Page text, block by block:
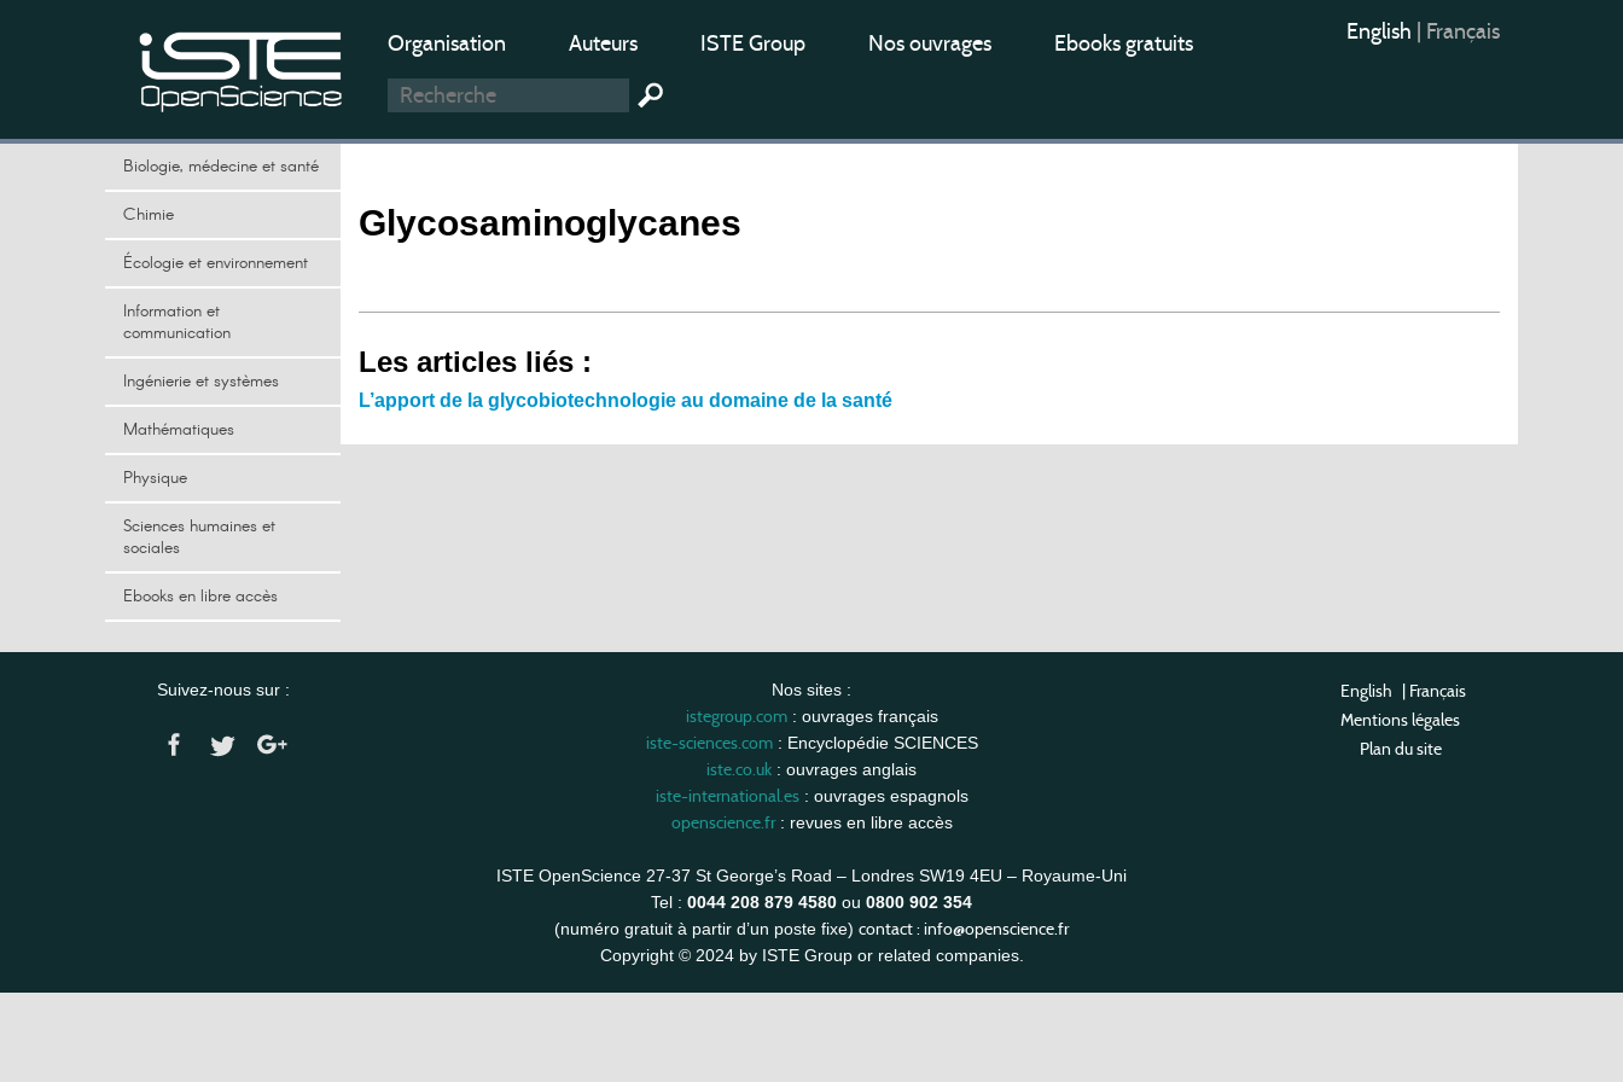
Organisation Auteurs ISTE Group Nos ouvrages Ebooks gratuits English Français
Biologie, médecine et santé
Chimie
Écologie et environnement
Information et
communication
Ingénierie et systèmes
Mathématiques
Physique
Sciences humaines et
sociales
Ebooks en libre accès
Glycosaminoglycanes
Les articles liés :
L’apport de la glycobiotechnologie au domaine de la santé
Suivez-nous sur : Nos sites :
istegroup.com: ouvrages français
iste-sciences.com: Encyclopédie SCIENCES
iste.co.uk : ouvrages anglais
iste-international.es: ouvrages espagnols
openscience.fr: revues en libre accès
ISTE OpenScience 27-37 St George’s Road – Londres SW19 4EU – Royaume-Uni
Tel : 0044 208 879 4580 ou 0800 902 354
(numéro gratuit à partir d’un poste fixe) contact : info@openscience.fr
Copyright © 2024 by ISTE Group or related companies.
English | Français
Mentions légales
Plan du site